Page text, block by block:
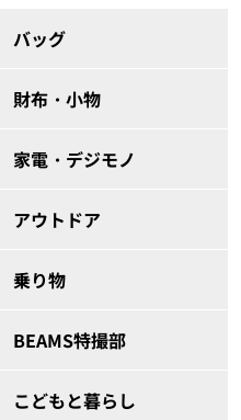
バッグ
財布・小物
家電・デジモノ
アウトドア
乗り物
BEAMS特撮部
こどもと暮らし